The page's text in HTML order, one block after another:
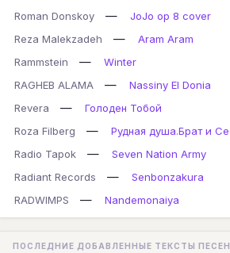
Roman Donskoy
—
JoJo op 8 cover
Reza Malekzadeh
—
Aram Aram
Rammstein
—
Winter
RAGHEB ALAMA
—
Nassiny El Donia
Revera
—
Голоден Тобой
Roza Filberg
—
Рудная душа.Брат и
Radio Tapok
—
Seven Nation Army
Radiant Records
—
Senbonzakura
RADWIMPS
— Nandemonaiya
ПОСЛЕДНИЕ ДОБАВЛЕННЫЕ ТЕКСТЫ ПЕСЕН